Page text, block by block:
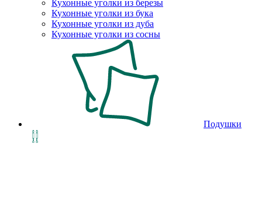
Кухонные уголки из березы
Кухонные уголки из бука
Кухонные уголки из дуба
Кухонные уголки из сосны
Подушки